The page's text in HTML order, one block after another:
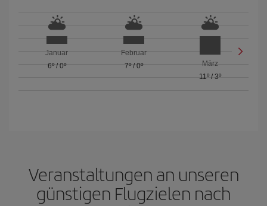
Januar
6º/ 0º
Februar
7º/ 0º
März
11º /3º
Veranstaltungen an unseren
günstigen Flugzielen nach